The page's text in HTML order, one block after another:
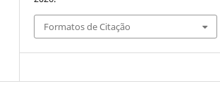
Formatos de Citação